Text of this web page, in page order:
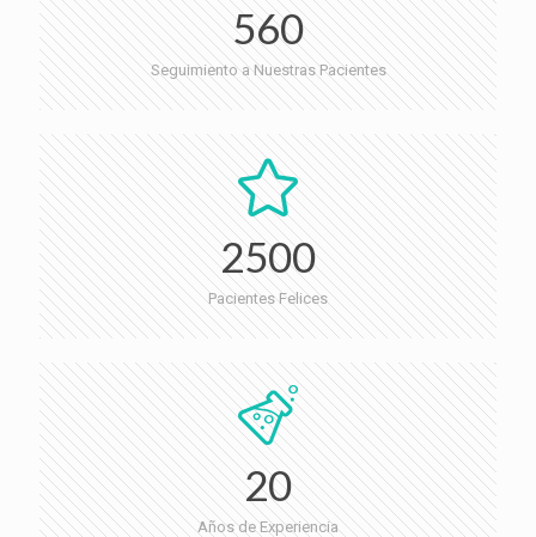
560
Seguimiento a Nuestras Pacientes
2500
Pacientes Felices
20
Años de Experiencia